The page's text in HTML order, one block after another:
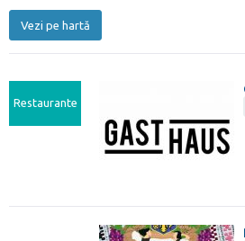
Vezi pe hartă
Restaurante